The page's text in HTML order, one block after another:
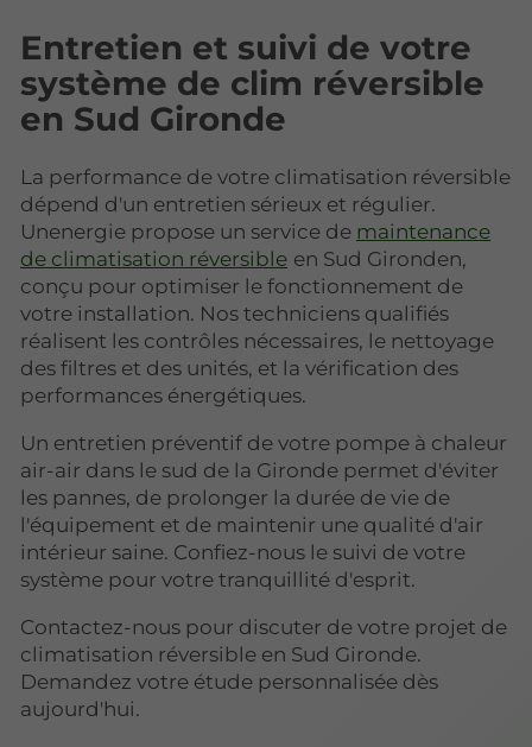
Entretien et suivi de votre
système de clim réversible
en Sud Gironde
La performance de votre climatisation réversible
dépend d'un entretien sérieux et régulier.
Unenergie propose un service de maintenance
de climatisation réversible en Sud Gironden,
conçu pour optimiser le fonctionnement de
votre installation. Nos techniciens qualifiés
réalisent les contrôles nécessaires, le nettoyage
des filtres et des unités, et la vérification des
performances énergétiques.
Un entretien préventif de votre pompe à chaleur
air-air dans le sud de la Gironde permet d'éviter
les pannes, de prolonger la durée de vie de
l'équipement et de maintenir une qualité d'air
intérieur saine. Confiez-nous le suivi de votre
système pour votre tranquillité d'esprit.
Contactez-nous pour discuter de votre projet de
climatisation réversible en Sud Gironde.
Demandez votre étude personnalisée dès
aujourd'hui.